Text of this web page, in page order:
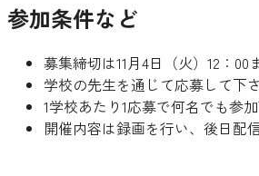
参加条件など
募集締切は11月4日（火）12：00
学校の先生を通じて応募して下
1学校あたり1応募で何名でも参
開催内容は録画を行い、後日配